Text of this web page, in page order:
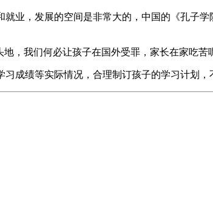
业，发展的空间是非常大的，中国的《孔子
，我们何必让孩子在国外受罪，家长在家吃苦
成绩等实际情况，合理制订孩子的学习计划，